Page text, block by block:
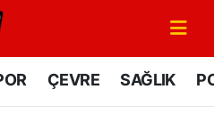
ÇEVRE SAĞLIK